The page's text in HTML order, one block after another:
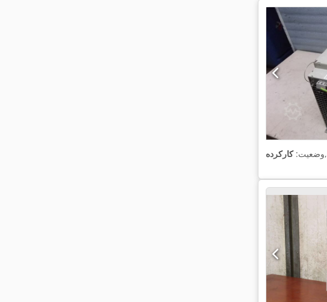
وضعیت:کارکرده ,